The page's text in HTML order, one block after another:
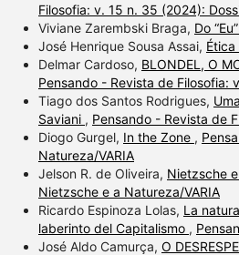
Filosofia: v. 15 n. 35 (2024):
Viviane Zarembski Braga, Do
José Henrique Sousa Assai,
Delmar Cardoso, BLONDEL, O
Pensando - Revista de Filosofia:
Tiago dos Santos Rodrigues,
Saviani , Pensando - Revista de
Diogo Gurgel, In the Zone ,
Natureza/VARIA
Jelson R. de Oliveira, Nietzsche
Nietzsche e a Natureza/VARIA
Ricardo Espinoza Lolas, La
laberinto del Capitalismo ,
José Aldo Camurça, O